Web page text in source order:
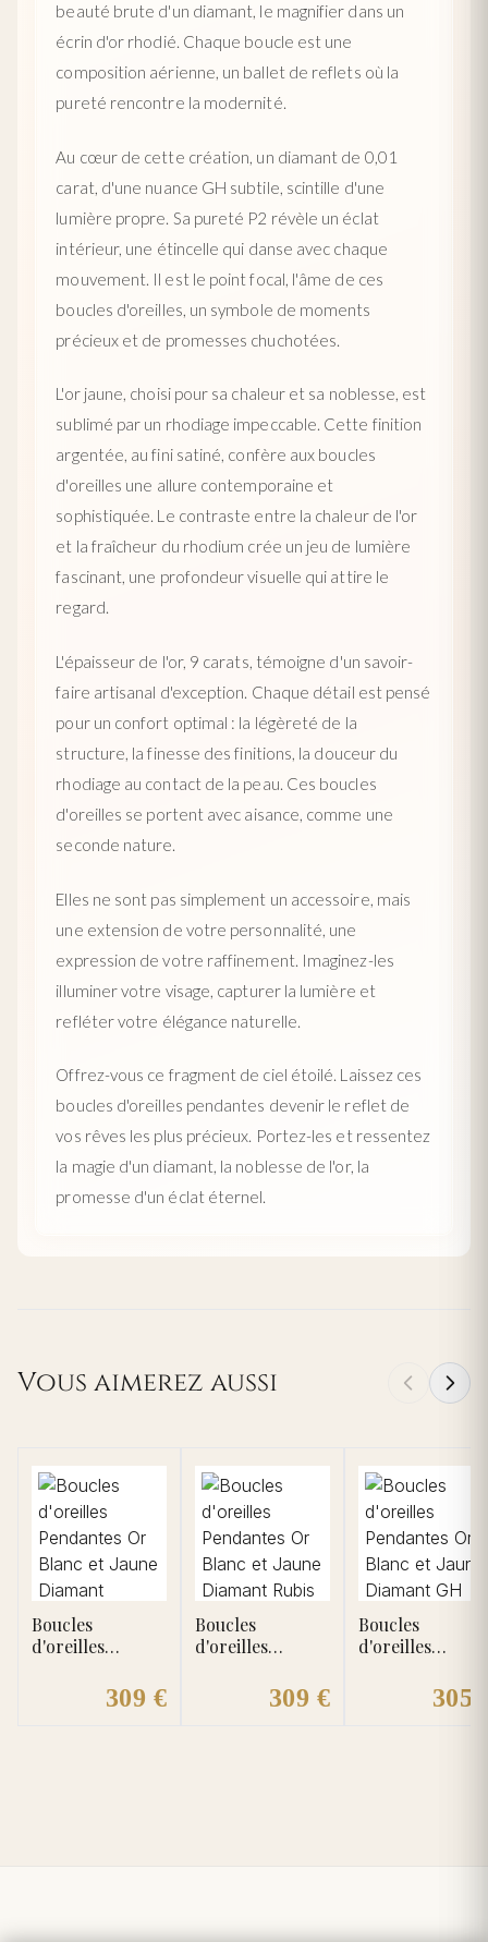
beauté brute d'un diamant, le magnifier dans un
écrin d'or rhodié. Chaque boucle est une
composition aérienne, un ballet de reflets où la
pureté rencontre la modernité.
Au cœur de cette création, un diamant de 0,01
carat, d'une nuance GH subtile, scintille d'une
lumière propre. Sa pureté P2 révèle un éclat
intérieur, une étincelle qui danse avec chaque
mouvement. Il est le point focal, l'âme de ces
boucles d'oreilles, un symbole de moments
précieux et de promesses chuchotées.
L'or jaune, choisi pour sa chaleur et sa noblesse, est
sublimé par un rhodiage impeccable. Cette finition
argentée, au fini satiné, confère aux boucles
d'oreilles une allure contemporaine et
sophistiquée. Le contraste entre la chaleur de l'or
et la fraîcheur du rhodium crée un jeu de lumière
fascinant, une profondeur visuelle qui attire le
regard.
L'épaisseur de l'or, 9 carats, témoigne d'un savoir-
faire artisanal d'exception. Chaque détail est pensé
pour un confort optimal : la légèreté de la
structure, la finesse des finitions, la douceur du
rhodiage au contact de la peau. Ces boucles
d'oreilles se portent avec aisance, comme une
seconde nature.
Elles ne sont pas simplement un accessoire, mais
une extension de votre personnalité, une
expression de votre raffinement. Imaginez-les
illuminer votre visage, capturer la lumière et
refléter votre élégance naturelle.
Offrez-vous ce fragment de ciel étoilé. Laissez ces
boucles d'oreilles pendantes devenir le reflet de
vos rêves les plus précieux. Portez-les et ressentez
la magie d'un diamant, la noblesse de l'or, la
promesse d'un éclat éternel.
Vous aimerez aussi
Boucles
d'oreilles
Blanc et Jaune
309 €
Boucles
d'oreilles
Blanc et Jaune
Diamant Rubis
309 €
Boucles
d'oreilles
Blanc et Jaune
Diamant GH P2
305